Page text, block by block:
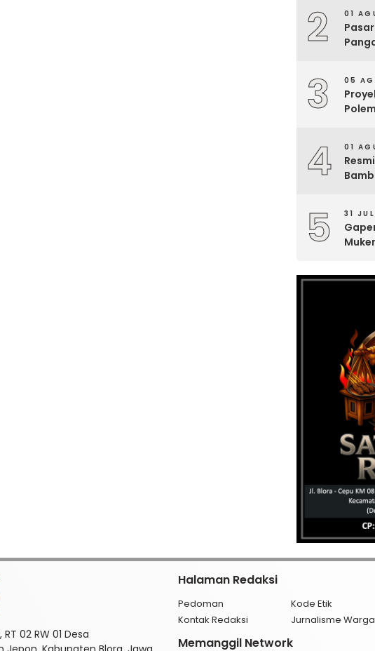
2 01
3 05
4 01
5 31
02 RW 01 Desa
Halaman Redaksi
Pedoman Kode Etik
Kontak Redaksi
Jurnalisme Warga
Memanggil Network